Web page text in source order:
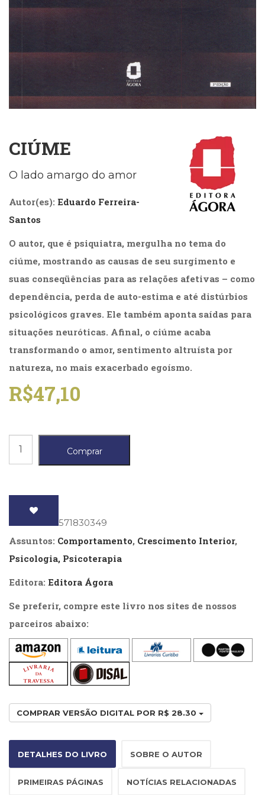
Cinema
(418)
e
Crescimento
Interior
(222)
Criatividade
Culinária,
Alimentação
Economia,
Negócios
Educação
(278)
Educação
(39)
Fisioterapia
(47)
(54)
Gestalt-
LGBTQIA+
Literatura
Erótica
Ficção,
Ensaios
Obras
referência
(48)
PNL
(Programação
Neurolingüística)
(41)
Psicodrama
(200)
Psicologia,
(799)
Publicidade,
Propaganda
e
CIÚME
O lado amargo do amor
Autor(es): Eduardo Ferreira-
Santos
O autor, que é psiquiatra, mergulha no tema do
ciúme, mostrando as causas de seu surgimento e
suas conseqüências para as relações afetivas – como
dependência, perda de auto-estima e até distúrbios
psicológicos graves. Ele também aponta saídas para
situações neuróticas. Afinal, o ciúme acaba
transformando o amor, sentimento altruísta por
natureza, no mais exacerbado egoísmo.
R$47,10
Ciúme
Comprar
: 9788571830349
Assuntos: Comportamento, Crescimento Interior,
Psicologia, Psicoterapia
Editora: Editora Ágora
Se preferir, compre este livro nos sites de nossos
parceiros abaixo:
COMPRAR VERSÃO DIGITAL POR R$ 28.30
DETALHES DO LIVRO SOBRE O AUTOR
PRIMEIRAS PÁGINAS NOTÍCIAS RELACIONADAS